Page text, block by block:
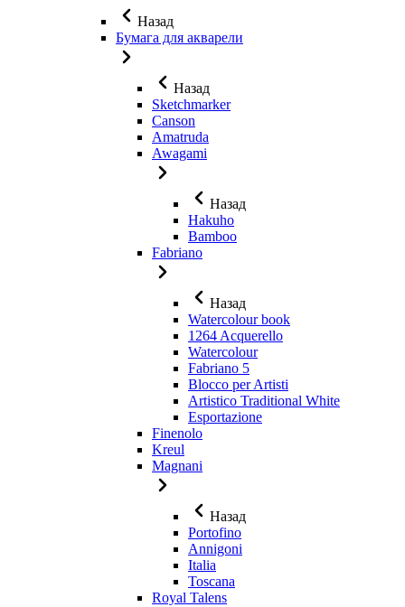
Назад
Бумага для акварели
Назад
Sketchmarker
Canson
Amatruda
Awagami
Назад
Hakuho
Bamboo
Fabriano
Назад
Watercolour book
1264 Acquerello
Watercolour
Fabriano 5
Blocco per Artisti
Artistico Traditional White
Esportazione
Finenolo
Kreul
Magnani
Назад
Portofino
Annigoni
Italia
Toscana
Royal Talens